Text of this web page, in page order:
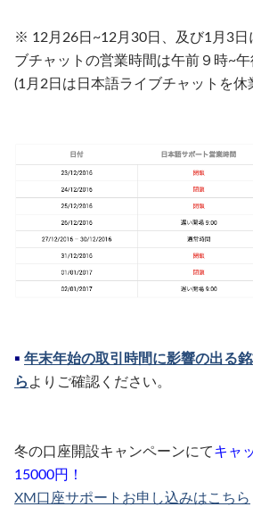
※ 12月26日~12月30日、及び1月3日
ブチャットの営業時間は午前９時~午
(1月2日は日本語ライブチャットを休
▪︎ 年末年始の取引時間に影響の出る
ら よりご確認ください。
冬の口座開設キャンペーンにてキャ
15000円！
XM口座サポートお申し込みはこちら